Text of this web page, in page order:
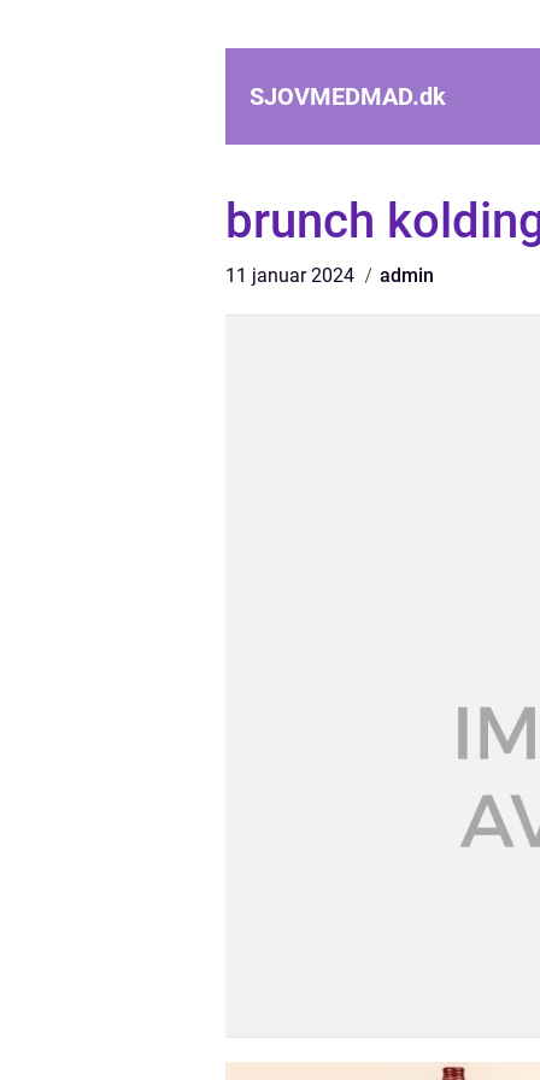
SJOVMEDMAD.dk
brunch
11 januar 2024 admin